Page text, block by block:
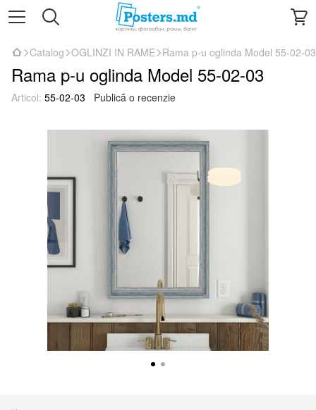
Catalog OGLINZI IN RAME Rama p-u oglinda Model 55-02-03
Rama p-u oglinda Model 55-02-03
Articol: 55-02-03 Publică o recenzie